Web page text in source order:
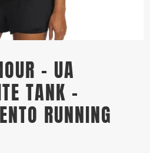
– UA
TANK –
RUNNING